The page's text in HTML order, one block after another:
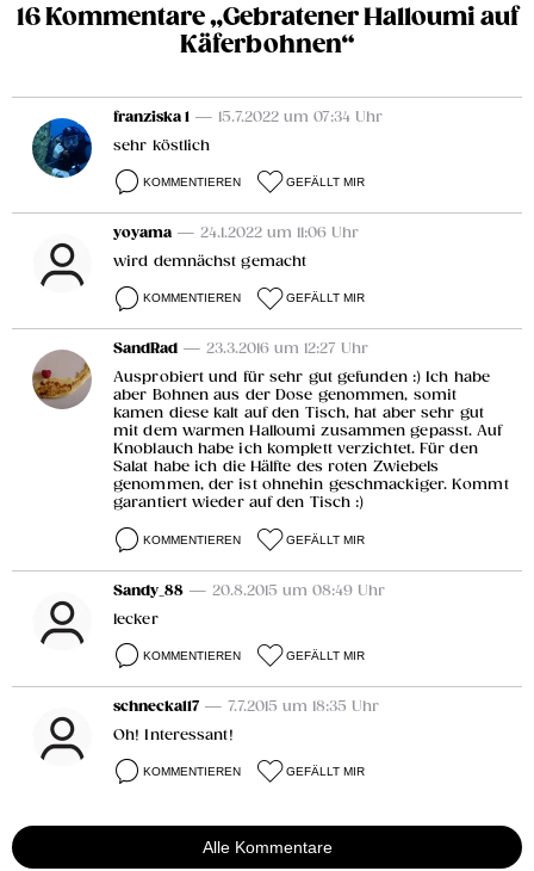
16 Kommentare „Gebratener Halloumi auf
Käferbohnen“
franziska 1 — 15.7.2022 um 07:34 Uhr
sehr köstlich
KOMMENTIEREN GEFÄLLT MIR
yoyama — 24.1.2022 um 11:06 Uhr
wird demnächst gemacht
KOMMENTIEREN GEFÄLLT MIR
SandRad — 23.3.2016 um 12:27 Uhr
Ausprobiert und für sehr gut gefunden :) Ich habe
aber Bohnen aus der Dose genommen, somit
kamen diese kalt auf den Tisch, hat aber sehr gut
mit dem warmen Halloumi zusammen gepasst. Auf
Knoblauch habe ich komplett verzichtet. Für den
Salat habe ich die Hälfte des roten Zwiebels
genommen, der ist ohnehin geschmackiger. Kommt
garantiert wieder auf den Tisch :)
KOMMENTIEREN GEFÄLLT MIR
Sandy_88 — 20.8.2015 um 08:49 Uhr
lecker
KOMMENTIEREN GEFÄLLT MIR
schneckal17 — 7.7.2015 um 18:35 Uhr
Oh! Interessant!
KOMMENTIEREN GEFÄLLT MIR
Alle Kommentare